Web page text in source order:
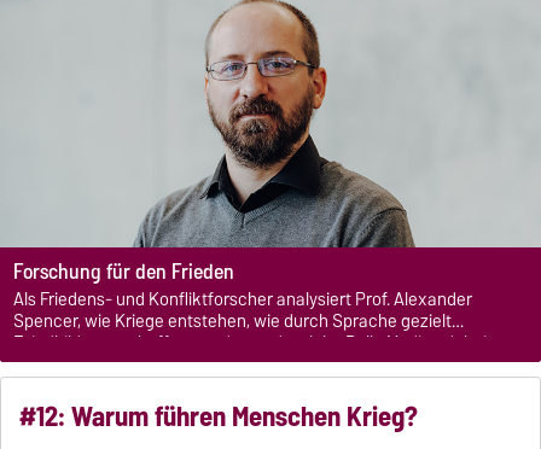
Forschung für den Frieden
Als Friedens- und Konfliktforscher analysiert Prof. Alexander
Spencer, wie Kriege entstehen, wie durch Sprache gezielt
Feindbilder geschaffen werden und welche Rolle Medien dabei
spielen.
#12: Warum führen Menschen Krieg?